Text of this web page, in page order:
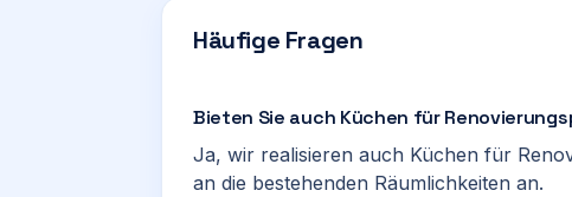
Häufige Fragen
Bieten Sie auch Küchen für
Ja, wir realisieren auch Küchen für
an die bestehenden Räumlichkeiten an.